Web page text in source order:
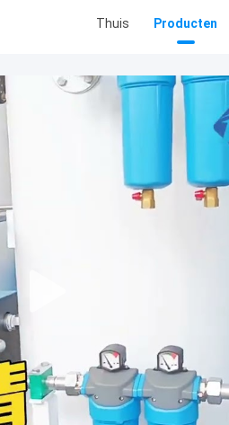
Thuis Producten